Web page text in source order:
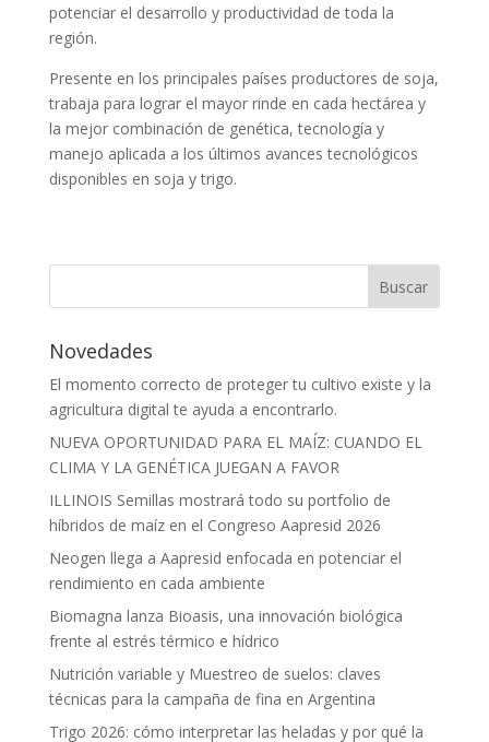
potenciar el desarrollo y productividad de toda la
región.
Presente en los principales países productores de soja,
trabaja para lograr el mayor rinde en cada hectárea y
la mejor combinación de genética, tecnología y
manejo aplicada a los últimos avances tecnológicos
disponibles en soja y trigo.
Novedades
El momento correcto de proteger tu cultivo existe y la
agricultura digital te ayuda a encontrarlo.
NUEVA OPORTUNIDAD PARA EL MAÍZ: CUANDO EL
CLIMA Y LA GENÉTICA JUEGAN A FAVOR
ILLINOIS Semillas mostrará todo su portfolio de
híbridos de maíz en el Congreso Aapresid 2026
Neogen llega a Aapresid enfocada en potenciar el
rendimiento en cada ambiente
Biomagna lanza Bioasis, una innovación biológica
frente al estrés térmico e hídrico
Nutrición variable y Muestreo de suelos: claves
técnicas para la campaña de fina en Argentina
Trigo 2026: cómo interpretar las heladas y por qué la